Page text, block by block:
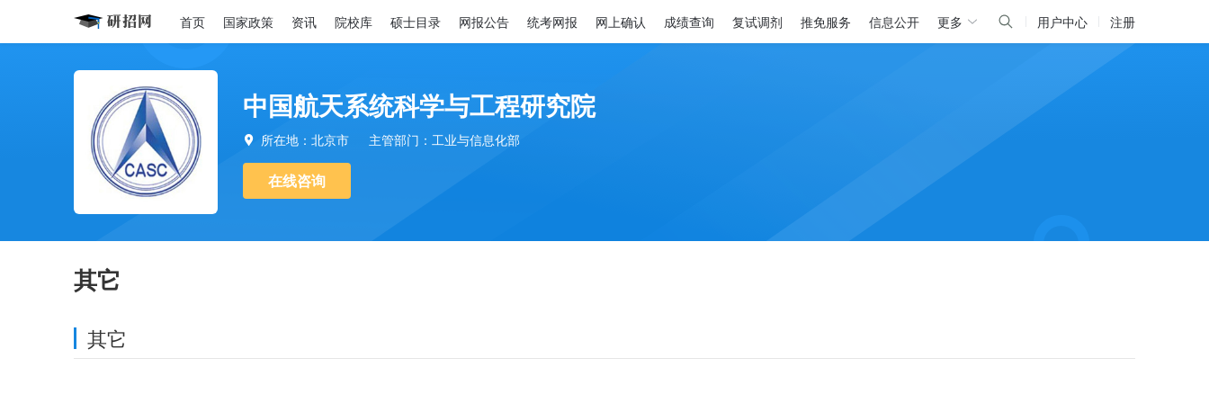
首页 国家政策 资讯 院校库 硕士目录 网报公告 统考网报 网上确认 成绩查询 复试调剂 推免服务 信息公开 更多 用户中心 注册
中国航天系统科学与工程研究院
 所在地：北京市 主管部门：工业与信息化部
在线咨询
其它
其它